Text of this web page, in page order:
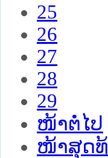
25
26
27
28
29
ໜ້າຕໍ່ໄປ
ໜ້າສຸດ